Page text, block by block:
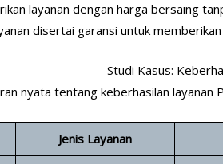
layanan dengan harga bersaing
disertai garansi untuk
Studi Kasus:
nyata tentang keberhasilan layanan
Jenis Layanan